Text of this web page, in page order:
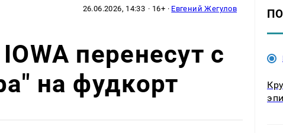
26.06.2026, 14:33 · 16+ · Евгений Жегулов
перенесут с
на фудкорт